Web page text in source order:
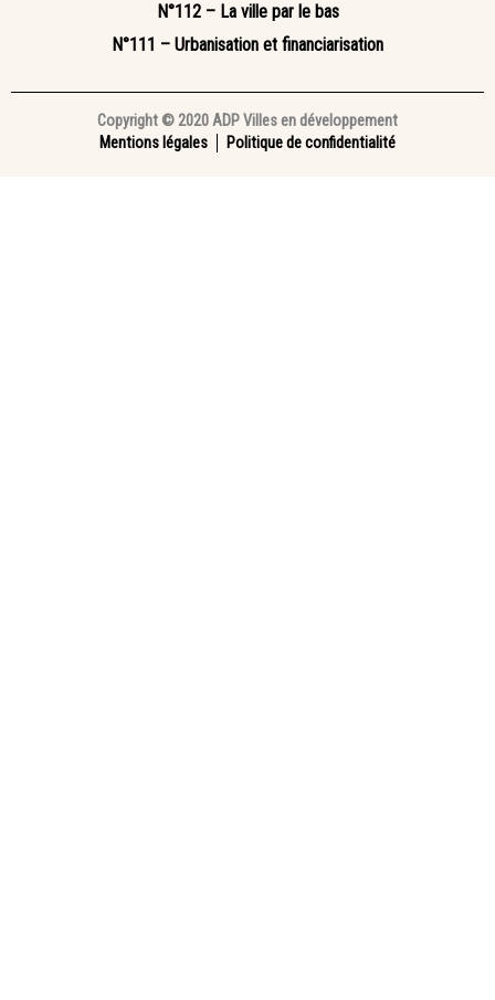
N°112 – La ville par le bas
N°111 – Urbanisation et financiarisation
Copyright © 2020 ADP Villes en développement
Mentions légales
Politique de confidentialité